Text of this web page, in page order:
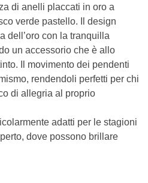
di anelli placcati in oro a
verde pastello.
Il design
dell’oro con la tranquilla
un accessorio che è allo
Il movimento dei pendenti
rendendoli perfetti per chi
di allegria al proprio
adatti per le stagioni
dove possono brillare